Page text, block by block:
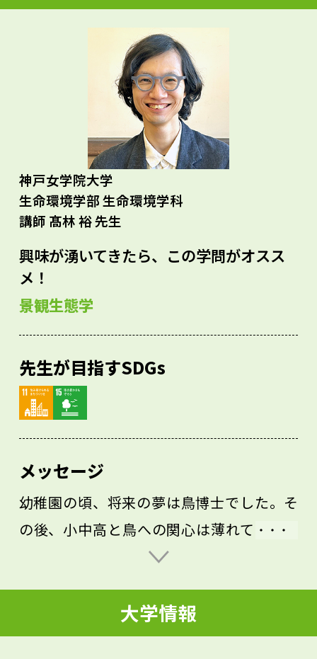
o
神戸女学院大学
生命環境学部 生命環境学科
講師 髙林 裕 先生
興味が湧いてきたら、この学問がオスス
メ！
景観生態学
先生が目指すSDGs
メッセージ
幼稚園の頃、将来の夢は鳥博士でした。そ
の後、小中高と鳥への関心は薄れていった
のですが、ひょんなことからランドスケー
ます。そんな自分を振り返ると、興味関心
のタネは自分が思っている以上に人生に影
大学情報